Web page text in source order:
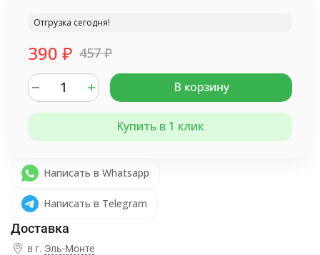
Отгрузка сегодня!
390 ₽ 457₽
В корзину
Купить в 1 клик
Написать в Whatsapp
Написать в Telegram
в г. Эль-Монте